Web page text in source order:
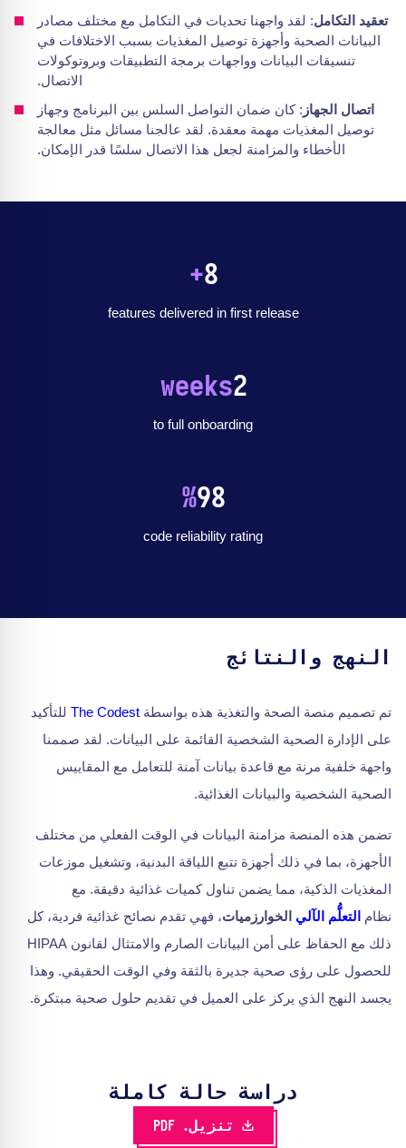
تعقيد التكامل: لقد واجهنا تحديات في التكامل مع مختلف مصادر
البيانات الصحية وأجهزة توصيل المغذيات بسبب الاختلافات في
تنسيقات البيانات وواجهات برمجة التطبيقات وبروتوكولات
الاتصال.
اتصال الجهاز : كان ضمان التواصل السلس بين البرنامج وجهاز
توصيل المغذيات مهمة معقدة. لقد عالجنا مسائل مثل معالجة
الأخطاء والمزامنة لجعل هذا الاتصال سلسًا قدر الإمكان.
8
+
features delivered in first release
2
weeks
to full onboarding
98
%
code reliability rating
النهج والنتائج
تم تصميم منصة الصحة والتغذية هذه بواسطة The Codest للتأكيد
على الإدارة الصحية الشخصية القائمة على البيانات. لقد صممنا
واجهة خلفية مرنة مع قاعدة بيانات آمنة للتعامل مع المقاييس
الصحية الشخصية والبيانات الغذائية.
تضمن هذه المنصة مزامنة البيانات في الوقت الفعلي من مختلف
الأجهزة، بما في ذلك أجهزة تتبع اللياقة البدنية، وتشغيل موزعات
المغذيات الذكية، مما يضمن تناول كميات غذائية دقيقة. مع
نظام التعلُّم الآلي الخوارزميات، فهي تقدم نصائح غذائية فردية، كل
ذلك مع الحفاظ على أمن البيانات الصارم والامتثال لقانون HIPAA
للحصول على رؤى صحية جديرة بالثقة وفي الوقت الحقيقي. وهذا
يجسد النهج الذي يركز على العميل في تقديم حلول صحية مبتكرة.
دراسة حالة كاملة
تنزيل. PDF